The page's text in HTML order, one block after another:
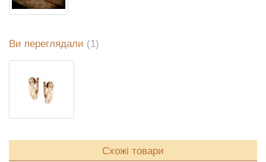
Ви переглядали (1)
Схожі товари